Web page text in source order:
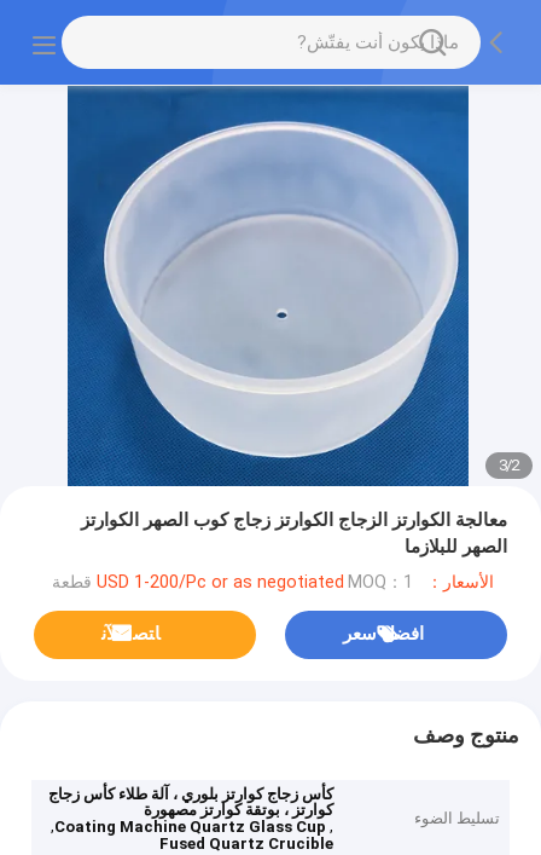
2
/
3
معالجة الكوارتز الزجاج الكوارتز زجاج كوب الصهر الكوارتز
الصهر للبلازما
الأسعار：USD 1-200/Pc or as negotiated MOQ：1 قطعة
افضل سعر ﺎﺘﺼﻟ ﺍﻶﻧ
منتوج وصف
تسليط الضوء
كأس زجاج كوارتز بلوري ، آلة طلاء كأس زجاج
كوارتز ، بوتقة كوارتز مصهورة
,
Coating Machine Quartz Glass Cup
,
Fused Quartz Crucible